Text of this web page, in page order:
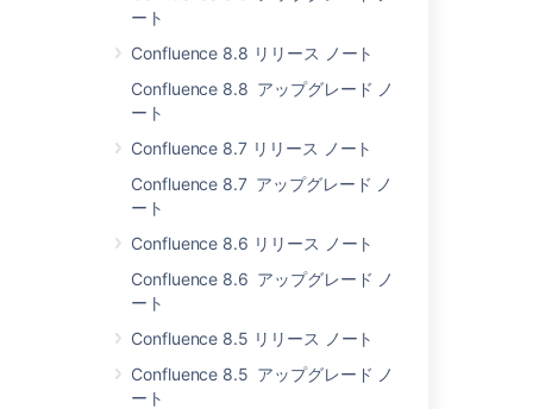
ート
Confluence 8.8 リリース ノート
Confluence 8.8 アップグレード ノ
ート
Confluence 8.7 リリース ノート
Confluence 8.7 アップグレード ノ
ート
Confluence 8.6 リリース ノート
Confluence 8.6 アップグレード ノ
ート
Confluence 8.5 リリース ノート
Confluence 8.5 アップグレード ノ
ート
関連コンテンツ
Release Notes 2.5.5
Welcome to Confluence
What is Confluence Cloud?
Use Confluence analytics to monitor spaces
Issues resolved in 6.6.10
Issues resolved in 6.14.2
Explore Confluence administration